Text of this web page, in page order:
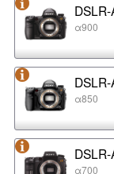
α900
α850
α700